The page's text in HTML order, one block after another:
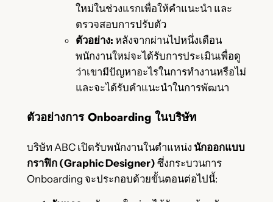
ใหม่ในช่วงแรกเพื่อให้คำแนะนำ และ
ตรวจสอบการปรับตัว
ตัวอย่าง: หลังจากผ่านไปหนึ่งเดือน
พนักงานใหม่จะได้รับการประเมินเพื่อดู
ว่าเขามีปัญหาอะไรในการทำงานหรือไม่
และจะได้รับคำแนะนำในการพัฒนา
ตัวอย่างการ Onboarding ในบริษัท
บริษัท ABC เปิดรับพนักงานในตำแหน่ง นักออกแบบ
กราฟิก (Graphic Designer) ซึ่งกระบวนการ
Onboarding จะประกอบด้วยขั้นตอนต่อไปนี้: